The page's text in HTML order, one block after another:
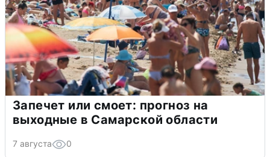
Запечет или смоет: прогноз на
выходные в Самарской области
7 августа 0